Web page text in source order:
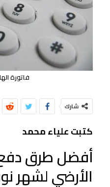
فاتورة
شارك
كتبت علياء محمد
أفضل طرق دفع